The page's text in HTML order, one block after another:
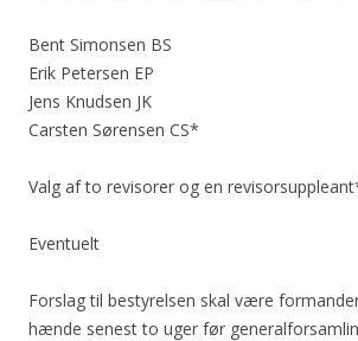
Bent Simonsen BS
Erik Petersen EP
Jens Knudsen JK
Carsten Sørensen CS*
Valg af to revisorer og en
Eventuelt
Forslag til bestyrelsen skal være
hænde senest to uger før